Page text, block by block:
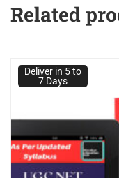
Related
Deliver in 5 to
7 Days